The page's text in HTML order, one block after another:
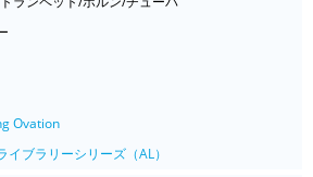
Ovation
イブラリーシリーズ（AL）